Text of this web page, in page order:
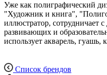
Уже как полиграфический
"Художник и книга",
иллюстратор, сотрудничает
развивающих и
использует акварель,
Список брендов